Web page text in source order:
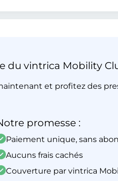
du vintrica Mobility
et profitez des
promesse :
Paiement unique, sans
Aucuns frais cachés
Couverture par vintrica